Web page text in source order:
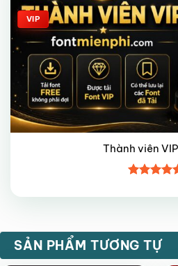
VIP
Thành viên
hạng55
SẢN PHẨM TƯƠNG TỰ
FREE